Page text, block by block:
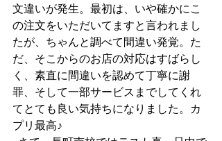
文違いが発生。最初は、いや確かにこ
の注文をいただいてますと言われまし
たが、ちゃんと調べて間違い発覚。た
だ、そこからのお店の対応はすばらし
く、素直に間違いを認めて丁寧に謝
罪、そして一部サービスまでしてくれ
てとても良い気持ちになりました。カ
プリ最高♪